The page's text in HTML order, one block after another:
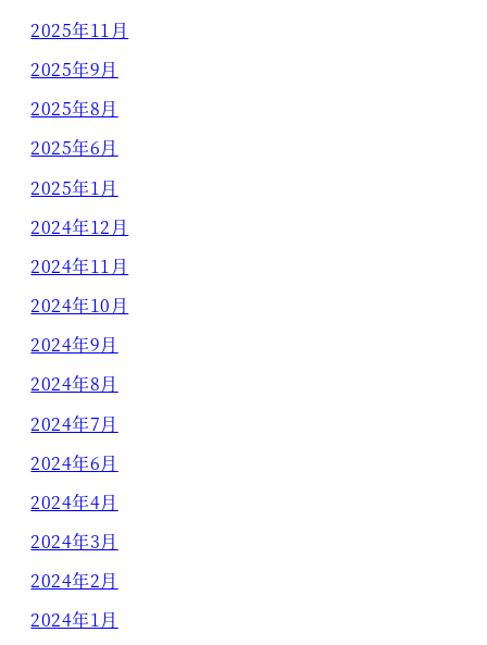
2025年11月
2025年9月
2025年8月
2025年6月
2025年1月
2024年12月
2024年11月
2024年10月
2024年9月
2024年8月
2024年7月
2024年6月
2024年4月
2024年3月
2024年2月
2024年1月